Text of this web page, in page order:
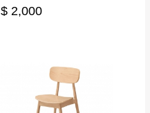
$ 2,000